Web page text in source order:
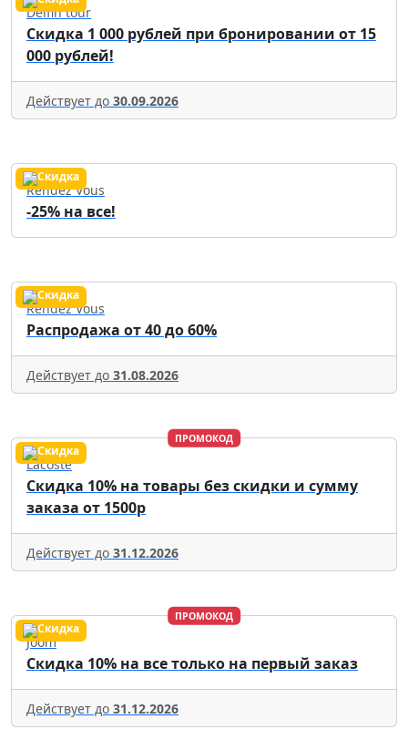
Delfin tour
Скидка 1 000 рублей при бронировании от 15
000 рублей!
Действует до 30.09.2026
Rendez Vous
-25% на все!
Rendez Vous
Распродажа от 40 до 60%
Действует до 31.08.2026
ПРОМОКОД
Lacoste
Скидка 10% на товары без скидки и сумму
заказа от 1500р
Действует до 31.12.2026
ПРОМОКОД
Joom
Скидка 10% на все только на первый заказ
Действует до 31.12.2026